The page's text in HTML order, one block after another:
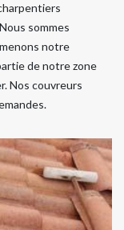
sommes
notre
de notre zone
Nos couvreurs